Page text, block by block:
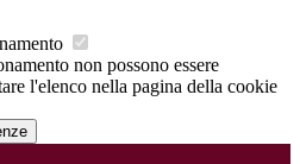
non possono essere
l'elenco nella pagina della cookie